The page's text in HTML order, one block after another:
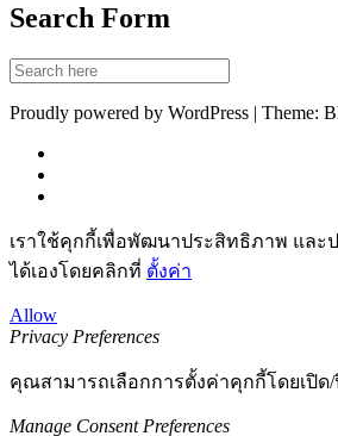
Search Form
Proudly powered by WordPress | Theme:
เราใช้คุกกี้เพื่อพัฒนาประสิทธิภาพ แล
ได้เองโดยคลิกที่ ตั้งค่า
Allow
Privacy Preferences
คุณสามารถเลือกการตั้งค่าคุกกี้โดยเปิ
Manage Consent Preferences